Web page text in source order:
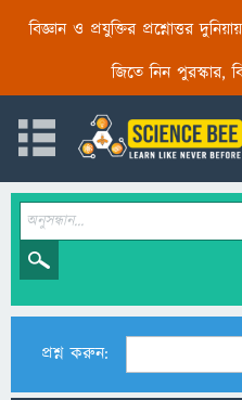
বিজ্ঞান ও প্রযুক্তির প্রশ্নোত্তর
জিতে নিন পুরস্কার,
প্রশ্ন করুন: